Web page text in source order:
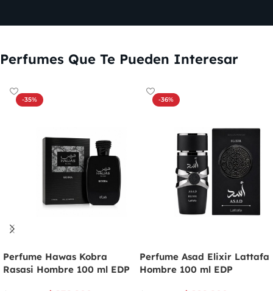
Perfumes Que Te Pueden Interesar
-35%
Perfume Hawas Kobra
Rasasi Hombre 100 ml EDP
-36%
Perfume Asad Elixir Lattafa
Hombre 100 ml EDP